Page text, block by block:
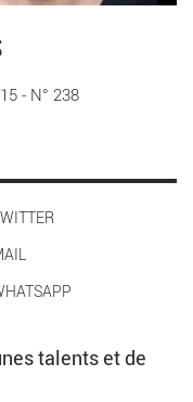
- N° 238
talents et de